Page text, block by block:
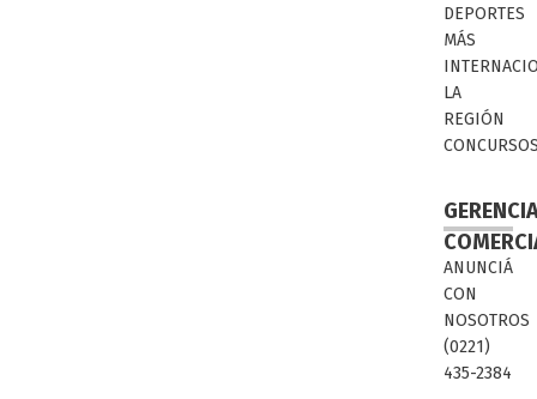
DEPORTES
MÁS
LA
REGIÓN
ANUNCIÁ
CON
NOSOTROS
(0221)
435-2384